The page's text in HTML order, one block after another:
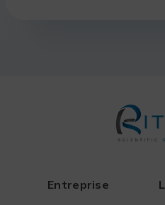
Entreprise